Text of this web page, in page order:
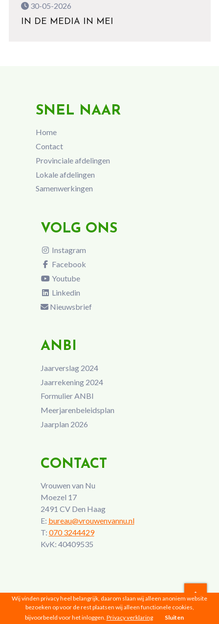
30-05-2026
IN DE MEDIA IN MEI
SNEL NAAR
Home
Contact
Provinciale afdelingen
Lokale afdelingen
Samenwerkingen
VOLG ONS
Instagram
Facebook
Youtube
Linkedin
Nieuwsbrief
ANBI
Jaarverslag 2024
Jaarrekening 2024
Formulier ANBI
Meerjarenbeleidsplan
Jaarplan 2026
CONTACT
Vrouwen van Nu
Moezel 17
2491 CV Den Haag
E: bureau@vrouwenvannu.nl
T: 070 3244429
KvK: 40409535
Vrouwen van Nu © 2026 |Privacyverklaring
Wij vinden privacy heel belangrijk, daarom slaan wij alleen anoniem website
bezoeken op voor de rest plaatsen wij alleen functionele cookies,
bijvoorbeeld voor het inloggen. Privacy verklaring Sluiten